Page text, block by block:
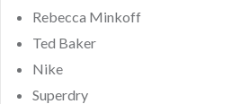
Rebecca Minkoff
Ted Baker
Nike
Superdry